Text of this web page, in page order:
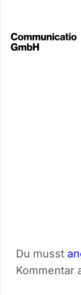
Du musst
Kommentar